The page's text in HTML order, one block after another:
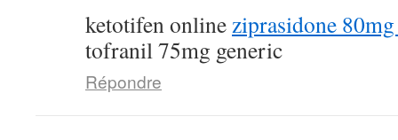
ketotifen onlineziprasidone
tofranil 75mg generic
Répondre